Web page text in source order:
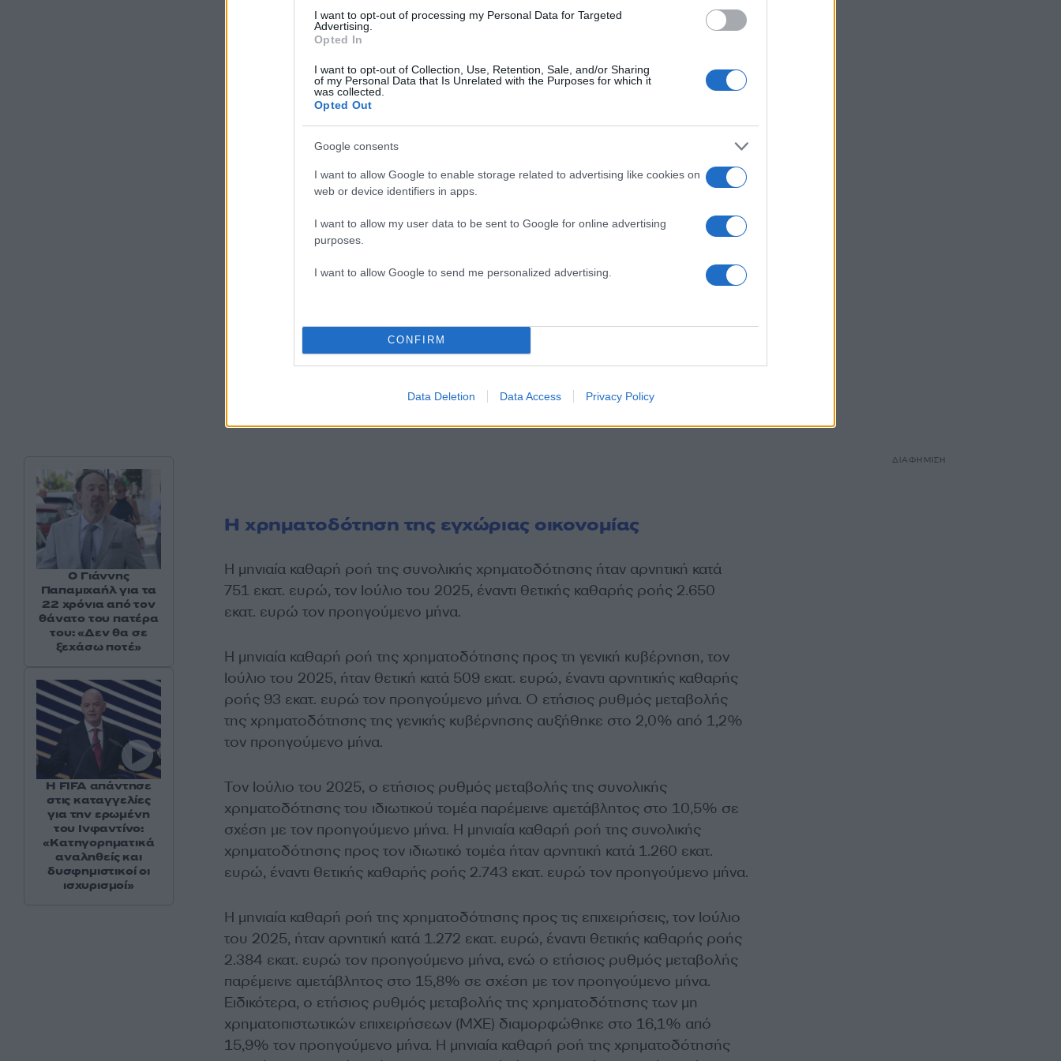
I want to opt-out of processing my Personal Data for Targeted
Advertising.
Opted In
I want to opt-out of Collection, Use, Retention, Sale, and/or Sharing
of my Personal Data that Is Unrelated with the Purposes for which it
was collected.
Opted Out
Google consents
I want to allow Google to enable storage related to advertising like cookies on
web or device identifiers in apps.
I want to allow my user data to be sent to Google for online advertising
purposes.
I want to allow Google to send me personalized advertising.
CONFIRM
Data Deletion Data Access Privacy Policy
Η χρηματοδότηση της εγχώριας οικονομίας
H μηνιαία καθαρή ροή της συνολικής χρηματοδότησης ήταν αρνητική κατά
751 εκατ. ευρώ, τον Ιούλιο του 2025, έναντι θετικής καθαρής ροής 2.650
εκατ. ευρώ τον προηγούμενο μήνα.
Η μηνιαία καθαρή ροή της χρηματοδότησης προς τη γενική κυβέρνηση, τον
Ιούλιο του 2025, ήταν θετική κατά 509 εκατ. ευρώ, έναντι αρνητικής καθαρής
ροής 93 εκατ. ευρώ τον προηγούμενο μήνα. Ο ετήσιος ρυθμός μεταβολής
της χρηματοδότησης της γενικής κυβέρνησης αυξήθηκε στο 2,0% από 1,2%
τον προηγούμενο μήνα.
Τον Ιούλιο του 2025, o ετήσιος ρυθμός μεταβολής της συνολικής
χρηματοδότησης του ιδιωτικού τομέα παρέμεινε αμετάβλητος στο 10,5% σε
σχέση με τον προηγούμενο μήνα. Η μηνιαία καθαρή ροή της συνολικής
χρηματοδότησης προς τον ιδιωτικό τομέα ήταν αρνητική κατά 1.260 εκατ.
ευρώ, έναντι θετικής καθαρής ροής 2.743 εκατ. ευρώ τον προηγούμενο μήνα.
Η μηνιαία καθαρή ροή της χρηματοδότησης προς τις επιχειρήσεις, τον Ιούλιο
του 2025, ήταν αρνητική κατά 1.272 εκατ. ευρώ, έναντι θετικής καθαρής ροής
2.384 εκατ. ευρώ τον προηγούμενο μήνα, ενώ ο ετήσιος ρυθμός μεταβολής
παρέμεινε αμετάβλητος στο 15,8% σε σχέση με τον προηγούμενο μήνα.
Ειδικότερα, ο ετήσιος ρυθμός μεταβολής της χρηματοδότησης των μη
χρηματοπιστωτικών επιχειρήσεων (ΜΧΕ) διαμορφώθηκε στο 16,1% από
15,9% τον προηγούμενο μήνα. Η μηνιαία καθαρή ροή της χρηματοδότησής
Ο Γιάννης
Παπαμιχαήλ για τα
22 χρόνια από τον
θάνατο του πατέρα
του: «Δεν θα σε
ξεχάσω ποτέ»
Η FIFA απάντησε
στις καταγγελίες
για την ερωμένη
του Ινφαντίνο:
«Κατηγορηματικά
αναληθείς και
δυσφημιστικοί οι
ισχυρισμοί»
ΔΙΑΦΗΜΙΣΗ